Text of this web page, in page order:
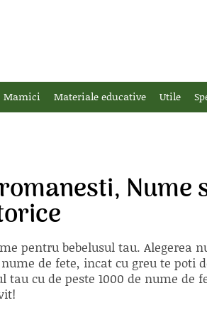
Mamici Materiale educative Utile
Nume
pentru bebelusul tau. Alegerea
de fete, incat cu greu te poti
cu de peste 1000 de nume de